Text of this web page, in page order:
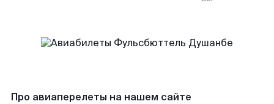
Про авиаперелеты на нашем сайте